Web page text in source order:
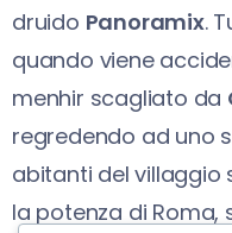
druido Panoramix.
quando viene
menhir scagliato da
regredendo ad uno
abitanti del
la potenza di